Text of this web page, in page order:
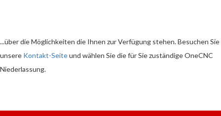
...über die Möglichkeiten die Ihnen zur Verfügung stehen. Besuchen Sie
unsere Kontakt-Seiteund wählen Sie die für Sie zuständige OneCNC
Niederlassung.